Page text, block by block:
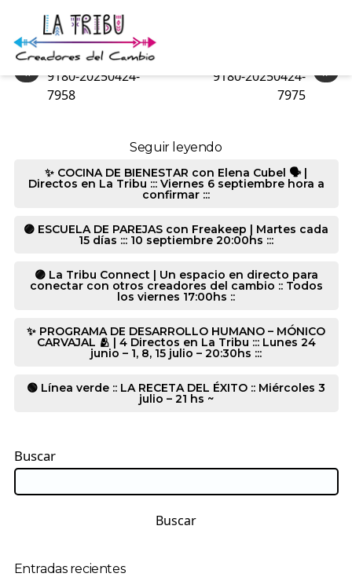
9180-20250424-8283
«
9180-20250424-
7958
»
9180-20250424-
7975
Seguir leyendo
✨ COCINA DE BIENESTAR con Elena Cubel 🗣️ |
Directos en La Tribu ::: Viernes 6 septiembre hora a
confirmar :::
🟣 ESCUELA DE PAREJAS con Freakeep | Martes cada
15 días ::: 10 septiembre 20:00hs :::
🟣 La Tribu Connect | Un espacio en directo para
conectar con otros creadores del cambio :: Todos
los viernes 17:00hs ::
✨ PROGRAMA DE DESARROLLO HUMANO – MÓNICO
CARVAJAL 🫂 | 4 Directos en La Tribu ::: Lunes 24
junio – 1, 8, 15 julio – 20:30hs :::
🟢 Línea verde :: LA RECETA DEL ÉXITO :: Miércoles 3
julio – 21 hs ~
Buscar
Buscar
Entradas recientes